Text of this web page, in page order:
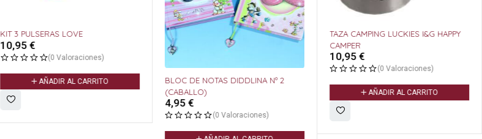
KIT 3 PULSERAS LOVE
10,95€
(0 Valoraciones)
AÑADIR AL CARRITO
BLOC DE NOTAS DIDDLINA Nº 2
(CABALLO)
4,95€
(0 Valoraciones)
TAZA CAMPING LUCKIES I&G HAPPY
CAMPER
10,95€
(0 Valoraciones)
AÑADIR AL CARRITO